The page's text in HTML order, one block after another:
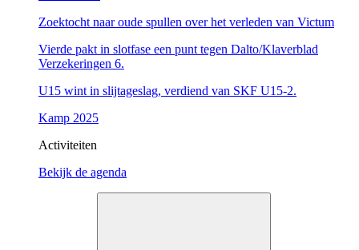
Zoektocht naar oude spullen over het verleden van Victum
Vierde pakt in slotfase een punt tegen Dalto/Klaverblad
Verzekeringen 6.
U15 wint in slijtageslag, verdiend van SKF U15-2.
Kamp 2025
Activiteiten
Bekijk de agenda